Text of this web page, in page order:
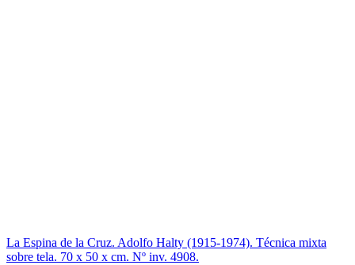
La Espina de la Cruz. Adolfo Halty (1915-1974). Técnica mixta
sobre tela. 70 x 50 x cm. Nº inv. 4908.